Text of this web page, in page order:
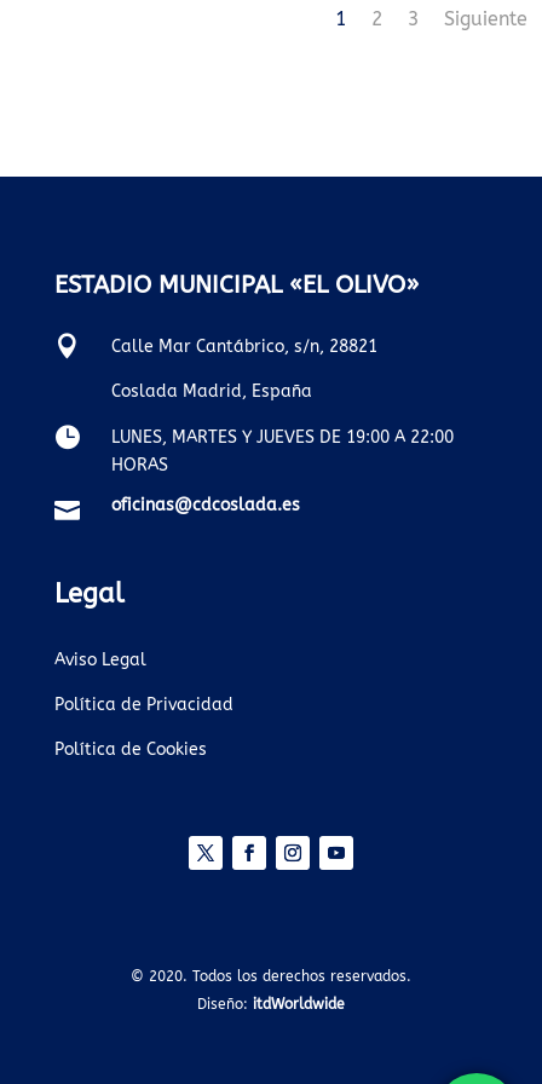
1 2 3 Siguiente
ESTADIO MUNICIPAL «EL OLIVO»
 Calle Mar Cantábrico, s/n, 28821
Coslada Madrid, España

LUNES, MARTES Y JUEVES DE 19:00 A 22:00
HORAS
 oficinas@cdcoslada.es
Legal
Aviso Legal
Política de Privacidad
Política de Cookies
© 2020. Todos los derechos reservados.
Diseño: itdWorldwide